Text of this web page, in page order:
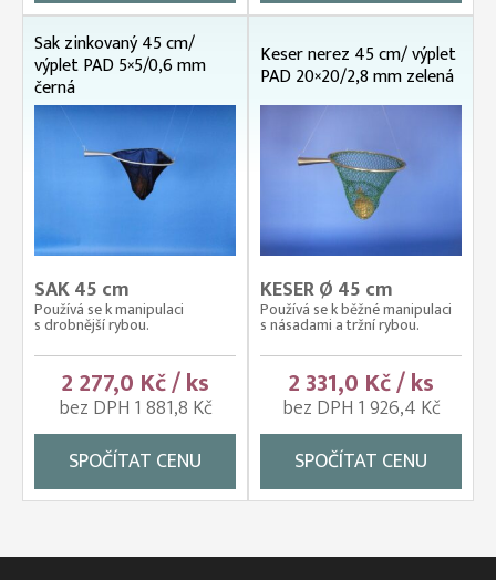
Sak zinkovaný 45 cm/
výplet PAD 5×5/0,6 mm
černá
SAK 45 cm
Používá se k manipulaci
s drobnější rybou.
2 277,0 Kč / ks
bez DPH 1 881,8 Kč
SPOČÍTAT CENU
Keser nerez 45 cm/ výplet
PAD 20×20/2,8 mm zelená
KESER Ø 45 cm
Používá se k běžné manipulaci
s násadami a tržní rybou.
2 331,0 Kč / ks
bez DPH 1 926,4 Kč
SPOČÍTAT CENU